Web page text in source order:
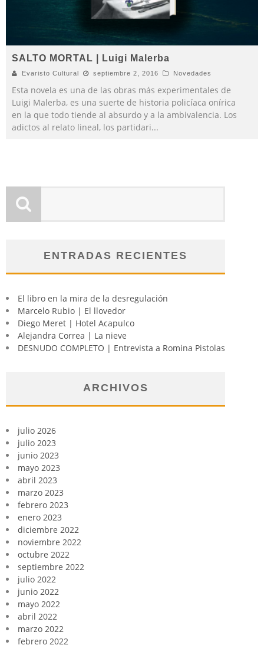
SALTO MORTAL | Luigi Malerba
Evaristo Cultural septiembre 2, 2016 Novedades
Esta novela es una de las obras más experimentales de
Luigi Malerba, es una suerte de historia policíaca onírica
en la que todo tiende al absurdo y a la ambivalencia. Los
adictos al relato lineal, los partidari...
ENTRADAS RECIENTES
El libro en la mira de la desregulación
Marcelo Rubio | El llovedor
Diego Meret | Hotel Acapulco
Alejandra Correa | La nieve
DESNUDO COMPLETO | Entrevista a Romina Pistolas
ARCHIVOS
julio 2026
julio 2023
junio 2023
mayo 2023
abril 2023
marzo 2023
febrero 2023
enero 2023
diciembre 2022
noviembre 2022
octubre 2022
septiembre 2022
julio 2022
junio 2022
mayo 2022
abril 2022
marzo 2022
febrero 2022